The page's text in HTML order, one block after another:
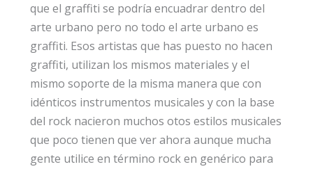
que el graffiti se podría encuadrar dentro del
arte urbano pero no todo el arte urbano es
graffiti. Esos artistas que has puesto no hacen
graffiti, utilizan los mismos materiales y el
mismo soporte de la misma manera que con
idénticos instrumentos musicales y con la base
del rock nacieron muchos otos estilos musicales
que poco tienen que ver ahora aunque mucha
gente utilice en término rock en genérico para